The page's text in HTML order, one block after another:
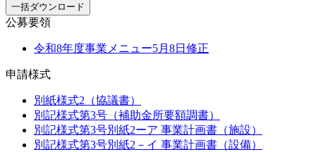
一括ダウンロード
公募要領
令和8年度事業メニュー5月8日修正
申請様式
別紙様式2（協議書）
別記様式第3号（補助金所要額調書）
別記様式第3号別紙2ーア 事業計画書（施設）
別記様式第3号別紙2－イ 事業計画書（設備）